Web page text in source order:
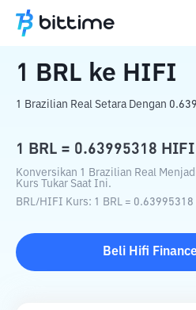
Beranda Konverter Kripto
1 BRL ke HIFI
1 Brazilian Real Setara Dengan
1 BRL = 0.63995318 HIFI
Konversikan 1 Brazilian Real
Kurs Tukar Saat Ini.
BRL/HIFI Kurs: 1 BRL = 0.63995318
Beli Hifi